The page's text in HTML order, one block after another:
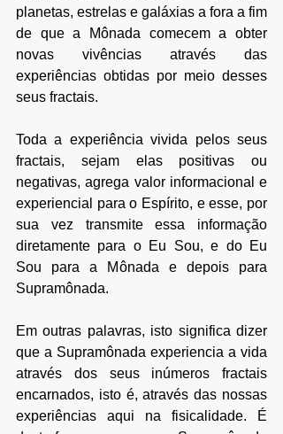
planetas, estrelas e galáxias a fora a fim
de que a Mônada comecem a obter
novas vivências através das
experiências obtidas por meio desses
seus fractais.
Toda a experiência vivida pelos seus
fractais, sejam elas positivas ou
negativas, agrega valor informacional e
experiencial para o Espírito, e esse, por
sua vez transmite essa informação
diretamente para o Eu Sou, e do Eu
Sou para a Mônada e depois para
Supramônada.
Em outras palavras, isto significa dizer
que a Supramônada experiencia a vida
através dos seus inúmeros fractais
encarnados, isto é, através das nossas
experiências aqui na fisicalidade. É